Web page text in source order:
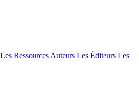
Les Ressources Auteurs Les Éditeurs Les